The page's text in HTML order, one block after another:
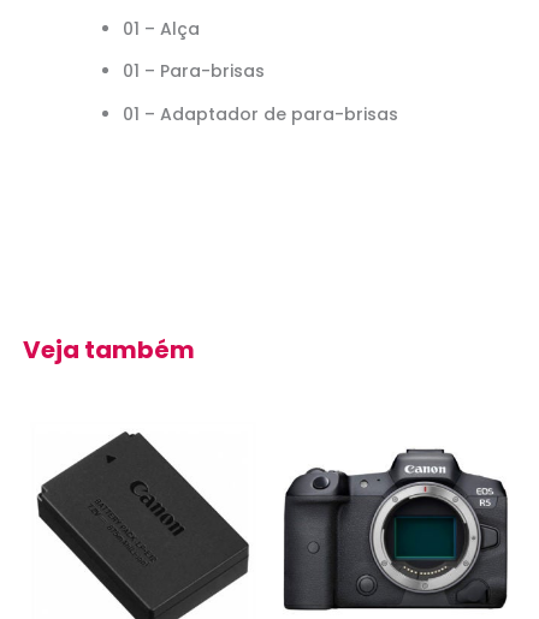
01 – Alça
01 – Para-brisas
01 – Adaptador de para-brisas
Veja também